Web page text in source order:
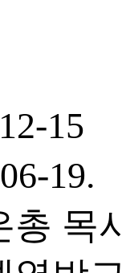
15
19.
총 목